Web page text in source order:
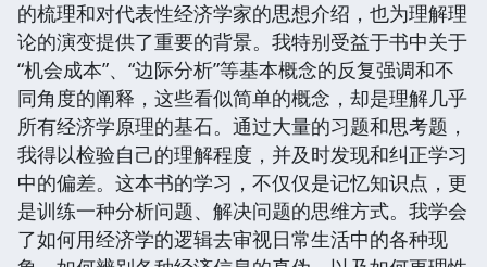
的梳理和对代表性经济学家的思想介绍，也为理解理
论的演变提供了重要的背景。我特别受益于书中关于
“机会成本”、“边际分析”等基本概念的反复强调和不
同角度的阐释，这些看似简单的概念，却是理解几乎
所有经济学原理的基石。通过大量的习题和思考题，
我得以检验自己的理解程度，并及时发现和纠正学习
中的偏差。这本书的学习，不仅仅是记忆知识点，更
是训练一种分析问题、解决问题的思维方式。我学会
了如何用经济学的逻辑去审视日常生活中的各种现